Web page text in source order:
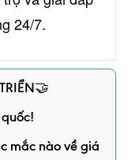
24/7.
mắc nào về giá